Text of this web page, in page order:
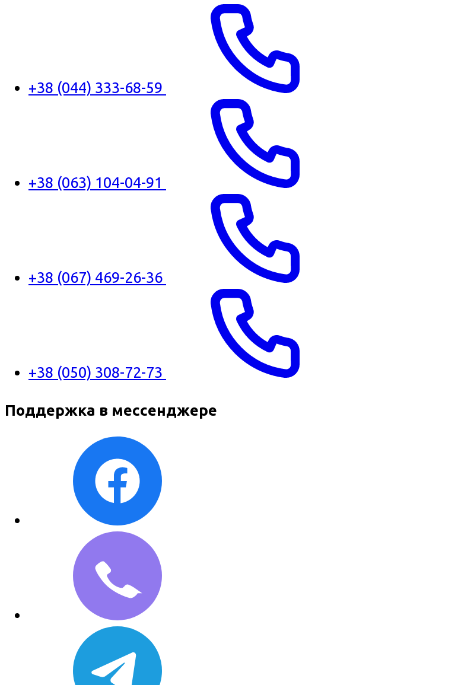
+38 (044) 333-68-59
+38 (063) 104-04-91
+38 (067) 469-26-36
+38 (050) 308-72-73
Поддержка в мессенджере